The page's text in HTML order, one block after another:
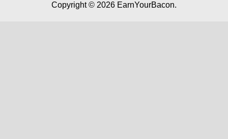
Copyright © 2026 EarnYourBacon.